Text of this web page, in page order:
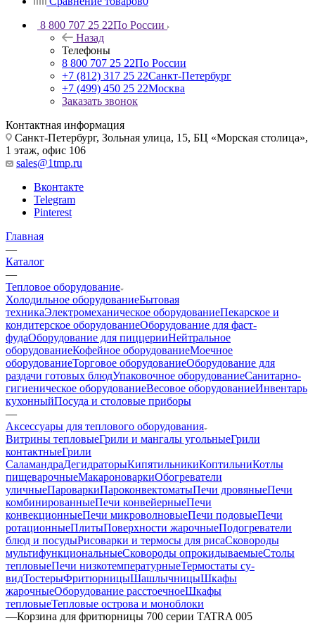
8 800 707 25 22По России
Назад
Телефоны
8 800 707 25 22По России
+7 (812) 317 25 22Санкт-Петербург
+7 (499) 450 25 22Москва
Заказать звонок
Контактная информация
Санкт-Петербург, Зольная улица, 15, БЦ «Морская столица»,
1 этаж, офис 106
sales@1tmp.ru
Вконтакте
Telegram
Pinterest
Главная
—
Каталог
—
Тепловое оборудование
Холодильное оборудованиеБытовая
техникаЭлектромеханическое оборудованиеПекарское и
кондитерское оборудованиеОборудование для фаст-
фудаОборудование для пиццерииНейтральное
оборудованиеКофейное оборудованиеМоечное
оборудованиеТорговое оборудованиеОборудование для
раздачи готовых блюдУпаковочное оборудованиеСанитарно-
гигиеническое оборудованиеВесовое оборудованиеИнвентарь
кухонныйПосуда и столовые приборы
—
Аксессуары для теплового оборудования
Витрины тепловыеГрили и мангалы угольныеГрили
контактныеГрили
СаламандраДегидраторыКипятильникиКоптильниКотлы
пищеварочныеМакароноваркиОбогреватели
уличныеПароваркиПароконвектоматыПечи дровяныеПечи
комбинированныеПечи конвейерныеПечи
конвекционныеПечи микроволновыеПечи подовыеПечи
ротационныеПлитыПоверхности жарочныеПодогреватели
блюд и посудыРисоварки и термосы для рисаСковороды
мультифункциональныеСковороды опрокидываемыеСтолы
тепловыеПечи низкотемпературныеТермостаты су-
видТостерыФритюрницыШашлычницыШкафы
жарочныеОборудование расстоечноеШкафы
тепловыеТепловые острова и моноблоки
—Корзина для фритюрницы 700 серии TATRA 005